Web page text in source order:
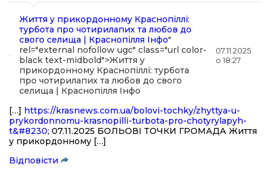
Життя у прикордонному Краснопіллі:
турбота про чотирилапих та любов до
свого селища | Краснопілля Інфо"
rel="external nofollow ugc" class="url color-
black text-midbold">Життя у
прикордонному Краснопіллі: турбота
про чотирилапих та любов до свого
селища | Краснопілля Інфо
07.11.2025
о 18:27
[…] https://krasnews.com.ua/bolovi-tochky/zhyttya-u-
prykordonnomu-krasnopilli-turbota-pro-chotyrylapyh-
t&#8230; 07.11.2025 БОЛЬОВІ ТОЧКИ ГРОМАДА Життя
у прикордонному […]
Відповіcти